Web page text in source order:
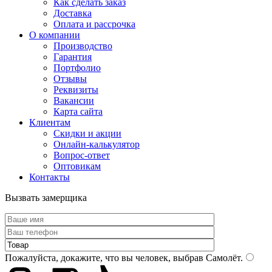
Как сделать заказ
Доставка
Оплата и рассрочка
О компании
Производство
Гарантия
Портфолио
Отзывы
Реквизиты
Вакансии
Карта сайта
Клиентам
Скидки и акции
Онлайн-калькулятор
Вопрос-ответ
Оптовикам
Контакты
Вызвать замерщика
Пожалуйста, докажите, что вы человек, выбрав Самолёт.